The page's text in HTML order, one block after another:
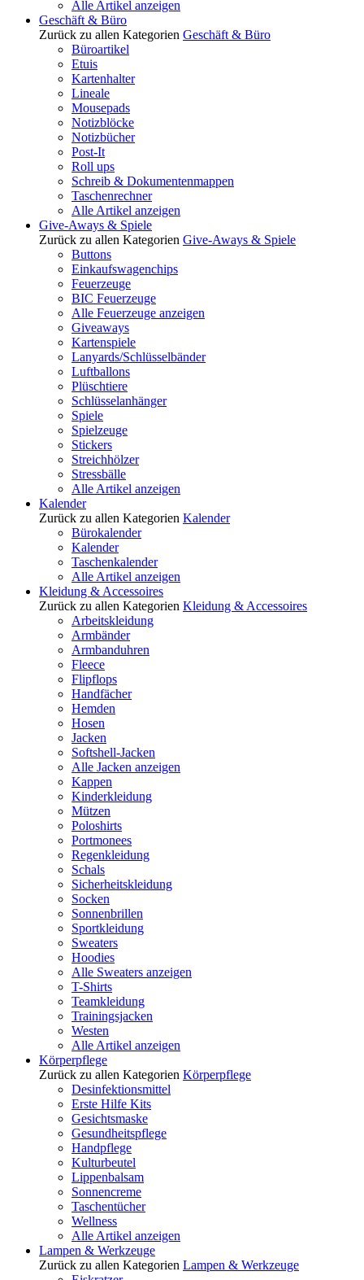
Alle Artikel anzeigen
Geschäft & Büro
Zurück zu allen Kategorien Geschäft & Büro
Büroartikel
Etuis
Kartenhalter
Lineale
Mousepads
Notizblöcke
Notizbücher
Post-It
Roll ups
Schreib & Dokumentenmappen
Taschenrechner
Alle Artikel anzeigen
Give-Aways & Spiele
Zurück zu allen Kategorien Give-Aways & Spiele
Buttons
Einkaufswagenchips
Feuerzeuge
BIC Feuerzeuge
Alle Feuerzeuge anzeigen
Giveaways
Kartenspiele
Lanyards/Schlüsselbänder
Luftballons
Plüschtiere
Schlüsselanhänger
Spiele
Spielzeuge
Stickers
Streichhölzer
Stressbälle
Alle Artikel anzeigen
Kalender
Zurück zu allen Kategorien Kalender
Bürokalender
Kalender
Taschenkalender
Alle Artikel anzeigen
Kleidung & Accessoires
Zurück zu allen Kategorien Kleidung & Accessoires
Arbeitskleidung
Armbänder
Armbanduhren
Fleece
Flipflops
Handfächer
Hemden
Hosen
Jacken
Softshell-Jacken
Alle Jacken anzeigen
Kappen
Kinderkleidung
Mützen
Poloshirts
Portmonees
Regenkleidung
Schals
Sicherheitskleidung
Socken
Sonnenbrillen
Sportkleidung
Sweaters
Hoodies
Alle Sweaters anzeigen
T-Shirts
Teamkleidung
Trainingsjacken
Westen
Alle Artikel anzeigen
Körperpflege
Zurück zu allen Kategorien Körperpflege
Desinfektionsmittel
Erste Hilfe Kits
Gesichtsmaske
Gesundheitspflege
Handpflege
Kulturbeutel
Lippenbalsam
Sonnencreme
Taschentücher
Wellness
Alle Artikel anzeigen
Lampen & Werkzeuge
Zurück zu allen Kategorien Lampen & Werkzeuge